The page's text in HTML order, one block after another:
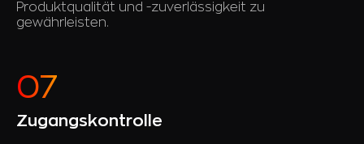
Produktqualität und -zuverlässigkeit zu
gewährleisten.
Zugangskontrolle